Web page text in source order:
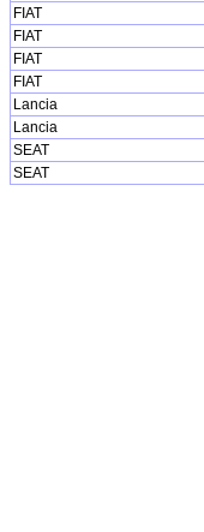
FIAT
FIAT
FIAT
FIAT
Lancia
Lancia
SEAT
SEAT